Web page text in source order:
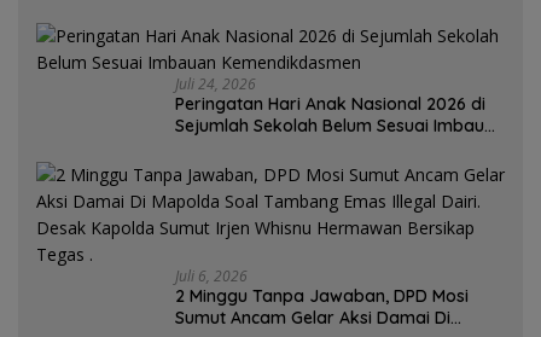
Juli 24, 2026
Peringatan Hari Anak Nasional 2026 di
Sejumlah Sekolah Belum Sesuai Imbauan
Juli 6, 2026
2 Minggu Tanpa Jawaban, DPD Mosi
Sumut Ancam Gelar Aksi Damai Di